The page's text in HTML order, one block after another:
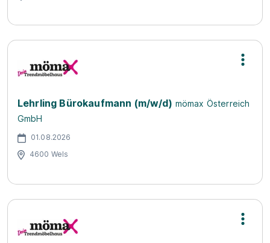
Lehrling Bürokaufmann (m/w/d) mömax Österreich
GmbH
01.08.2026
4600 Wels